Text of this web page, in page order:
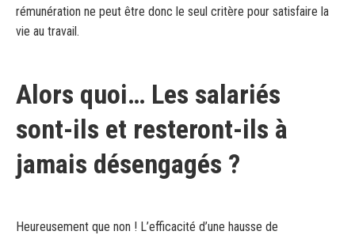
rémunération ne peut être donc le seul critère pour satisfaire la
vie au travail.
Alors quoi… Les salariés
sont-ils et resteront-ils à
jamais désengagés ?
Heureusement que non ! L’efficacité d’une hausse de